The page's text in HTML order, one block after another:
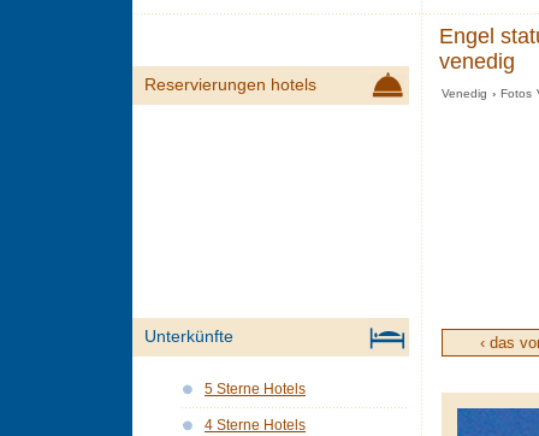
Engel
venedig
Venedig ›Fotos
‹ das
Reservierungen hotels
Unterkünfte
5 Sterne Hotels
4 Sterne Hotels